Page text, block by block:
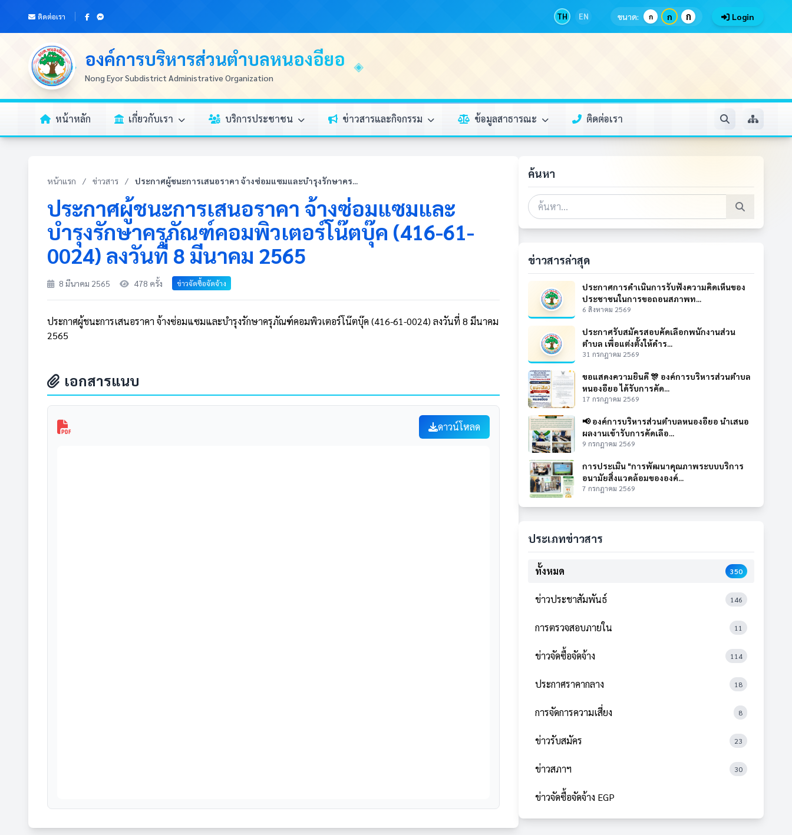
ติดต่อเรา TH EN ขนาด: ก ก ก Login
องค์การบริหารส่วนตำบลหนองอียอ
Nong Eyor Subdistrict Administrative Organization
หน้าหลัก เกี่ยวกับเรา บริการประชาชน ข่าวสารและกิจกรรม ข้อมูลสาธารณะ ติดต่อเรา
หน้าแรก / ข่าวสาร / ประกาศผู้ชนะการเสนอราคา จ้างซ่อมแซมและบำรุงรักษาคร...
ประกาศผู้ชนะการเสนอราคา จ้างซ่อมแซมและ
บำรุงรักษาครุภัณฑ์คอมพิวเตอร์โน๊ตบุ๊ค (416-61-
0024) ลงวันที่ 8 มีนาคม 2565
8 มีนาคม 2565 478 ครั้ง ข่าวจัดซื้อจัดจ้าง
ประกาศผู้ชนะการเสนอราคา จ้างซ่อมแซมและบำรุงรักษาครุภัณฑ์คอมพิวเตอร์โน๊ตบุ๊ค (416-61-0024) ลงวันที่ 8 มีนาคม
2565
เอกสารแนบ
ดาวน์โหลด
ค้นหา
ข่าวสารล่าสุด
ประกาศการดำเนินการรับฟังความคิดเห็นของ
ประชาชนในการขอถอนสภาพท...
6 สิงหาคม 2569
ประกาศรับสมัครสอบคัดเลือกพนักงานส่วน
ตำบล เพื่อแต่งตั้งให้ดำร...
31 กรกฎาคม 2569
ขอแสดงความยินดี 🎊 องค์การบริหารส่วนตำบล
หนองอียอ ได้รับการคัด...
17 กรกฎาคม 2569
📢 องค์การบริหารส่วนตำบลหนองอียอ นำเสนอ
ผลงานเข้ารับการคัดเลือ...
9 กรกฎาคม 2569
การประเมิน "การพัฒนาคุณภาพระบบบริการ
อนามัยสิ่งแวดล้อมขององค์...
7 กรกฎาคม 2569
ประเภทข่าวสาร
ทั้งหมด 350
ข่าวประชาสัมพันธ์ 146
การตรวจสอบภายใน 11
ข่าวจัดซื้อจัดจ้าง 114
ประกาศราคากลาง 18
การจัดการความเสี่ยง 8
ข่าวรับสมัคร 23
ข่าวสภาฯ 30
ข่าวจัดซื้อจัดจ้าง EGP